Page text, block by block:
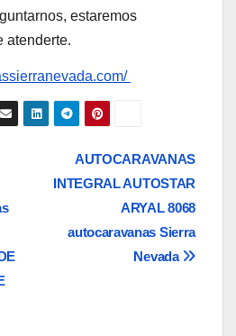
estaremos
atenderte.
AUTOCARAVANAS
INTEGRAL AUTOSTAR
ARYAL 8068
autocaravanas Sierra
Nevada